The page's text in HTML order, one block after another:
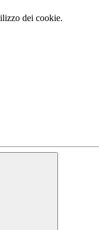
dei cookie.